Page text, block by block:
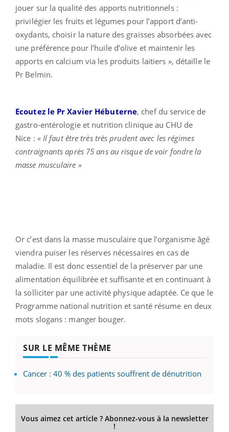
jouer sur la qualité des apports nutritionnels :
privilégier les fruits et légumes pour l’apport d’anti-
oxydants, choisir la nature des graisses absorbées avec
une préférence pour l’huile d’olive et maintenir les
apports en calcium via les produits laitiers », détaille le
Pr Belmin.
Ecoutez le Pr Xavier Hébuterne, chef du service de
gastro-entérologie et nutrition clinique au CHU de
Nice : « Il faut être très très prudent avec les régimes
contraignants après 75 ans au risque de voir fondre la
masse musculaire »
Or c’est dans la masse musculaire que l’organisme âgé
viendra puiser les réserves nécessaires en cas de
maladie. Il est donc essentiel de la préserver par une
alimentation équilibrée et suffisante et en continuant à
la solliciter par une activité physique adaptée. Ce que le
Programme national nutrition et santé résume en deux
mots slogans : manger bouger.
SUR LE MÊME THÈME
Cancer : 40 % des patients souffrent de dénutrition
Vous aimez cet article ? Abonnez-vous à la newsletter
!